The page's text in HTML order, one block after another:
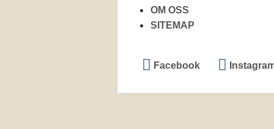
OM OSS
SITEMAP
Facebook